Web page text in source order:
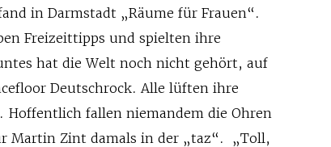
in Darmstadt „Räume für Frauen“.
Freizeittipps und spielten ihre
hat die Welt noch nicht gehört, auf
Deutschrock. Alle lüften ihre
fallen niemandem die Ohren
Martin Zint damals in der „taz“. „Toll,